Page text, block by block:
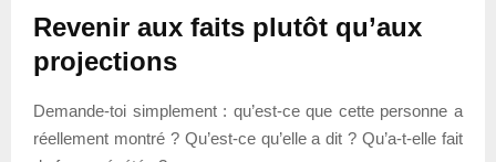
Revenir aux faits plutôt qu’aux
projections
Demande-toi simplement : qu’est-ce que cette personne a
réellement montré ? Qu’est-ce qu’elle a dit ? Qu’a-t-elle fait